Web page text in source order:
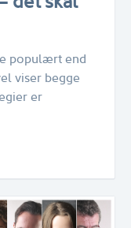
populært end
viser begge
er